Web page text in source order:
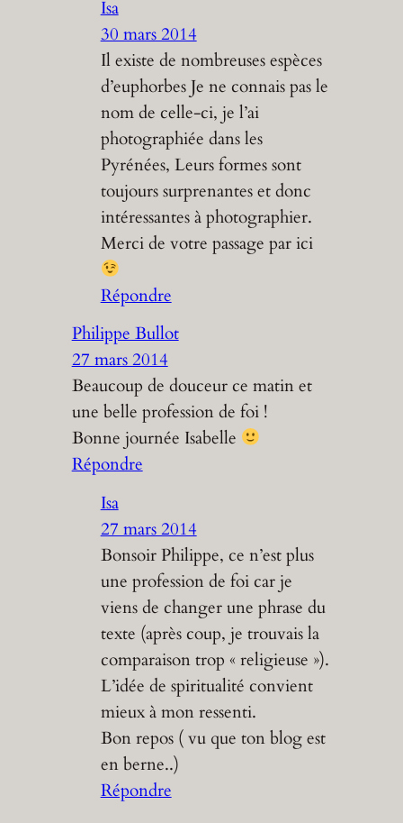
Isa
30 mars 2014
Il existe de nombreuses espèces
d’euphorbes Je ne connais pas le
nom de celle-ci, je l’ai
photographiée dans les
Pyrénées, Leurs formes sont
toujours surprenantes et donc
intéressantes à photographier.
Merci de votre passage par ici
Répondre
Philippe Bullot
27 mars 2014
Beaucoup de douceur ce matin et
une belle profession de foi !
Bonne journée Isabelle
Répondre
Isa
27 mars 2014
Bonsoir Philippe, ce n’est plus
une profession de foi car je
viens de changer une phrase du
texte (après coup, je trouvais la
comparaison trop « religieuse »).
L’idée de spiritualité convient
mieux à mon ressenti.
Bon repos ( vu que ton blog est
en berne..)
Répondre